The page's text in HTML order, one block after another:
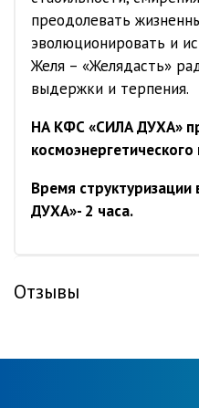
преодолевать
эволюционировать и
Желя – «Желядасть»
выдержки и терпения.
НА КФС «СИЛА ДУХА»
Время
ДУХА»- 2 часа.
Отзывы